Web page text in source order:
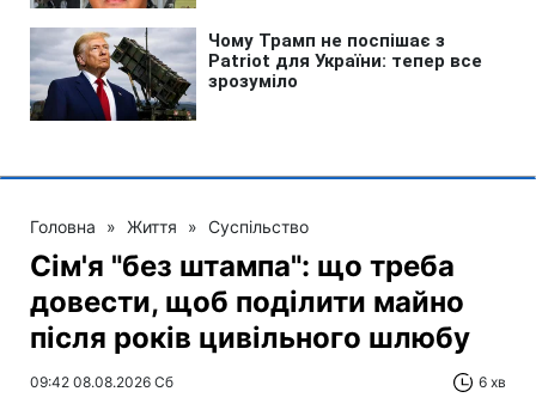
Головна » Життя » Суспільство
Сім'я "без штампа": що треба
довести, щоб поділити майно
після років цивільного шлюбу
09:42 08.08.2026 Сб 6 хв